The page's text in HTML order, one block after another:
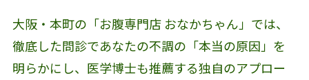
大阪・本町の「お腹専門店 おなかちゃん」では、
徹底した問診であなたの不調の「本当の原因」を
明らかにし、医学博士も推薦する独自のアプロー